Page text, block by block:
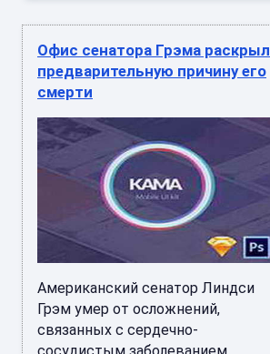
Офис сенатора Грэма раскрыл
предварительную причину его
смерти
Американский сенатор Линдси
Грэм умер от осложнений,
связанных с сердечно-